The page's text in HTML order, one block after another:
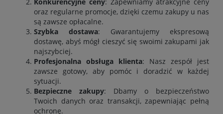
oraz regularne promocje, dzięki czemu zakupy u nas
są zawsze opłacalne.
Szybka dostawa: Gwarantujemy ekspresową
dostawę, abyś mógł cieszyć się swoimi zakupami jak
najszybciej.
Profesjonalna obsługa klienta: Nasz zespół jest
zawsze gotowy, aby pomóc i doradzić w każdej
sytuacji.
Bezpieczne zakupy: Dbamy o bezpieczeństwo
Twoich danych oraz transakcji, zapewniając pełną
ochronę.